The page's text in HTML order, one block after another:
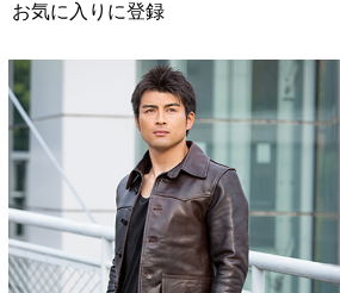
お気に入りに登録